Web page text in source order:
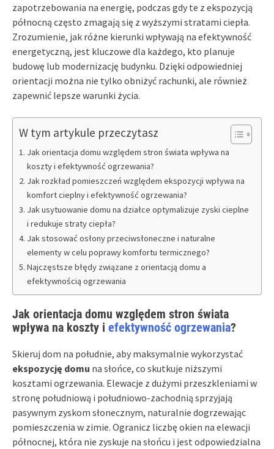
zapotrzebowania na energię, podczas gdy te z ekspozycją
północną często zmagają się z wyższymi stratami ciepła.
Zrozumienie, jak różne kierunki wpływają na efektywność
energetyczną, jest kluczowe dla każdego, kto planuje
budowę lub modernizację budynku. Dzięki odpowiedniej
orientacji można nie tylko obniżyć rachunki, ale również
zapewnić lepsze warunki życia.
W tym artykule przeczytasz
Jak orientacja domu względem stron świata wpływa na
koszty i efektywność ogrzewania?
Jak rozkład pomieszczeń względem ekspozycji wpływa na
komfort cieplny i efektywność ogrzewania?
Jak usytuowanie domu na działce optymalizuje zyski cieplne
i redukuje straty ciepła?
Jak stosować osłony przeciwsłoneczne i naturalne
elementy w celu poprawy komfortu termicznego?
Najczęstsze błędy związane z orientacją domu a
efektywnością ogrzewania
Jak orientacja domu względem stron świata
wpływa na koszty i efektywność ogrzewania?
Skieruj dom na południe, aby maksymalnie wykorzystać
ekspozycję domu na słońce, co skutkuje niższymi
kosztami ogrzewania. Elewacje z dużymi przeszkleniami w
stronę południową i południowo-zachodnią sprzyjają
pasywnym zyskom słonecznym, naturalnie dogrzewając
pomieszczenia w zimie. Ogranicz liczbę okien na elewacji
północnej, która nie zyskuje na słońcu i jest odpowiedzialna